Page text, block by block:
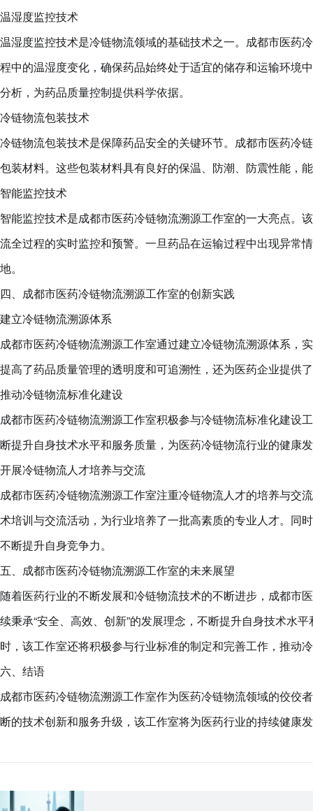
温湿度监控技术
温湿度监控技术是冷链物流领域的基础技术之一。成都市医药
程中的温湿度变化，确保药品始终处于适宜的储存和运输环境
分析，为药品质量控制提供科学依据。
冷链物流包装技术
冷链物流包装技术是保障药品安全的关键环节。成都市医药冷
包装材料。这些包装材料具有良好的保温、防潮、防震性能，
智能监控技术
智能监控技术是成都市医药冷链物流溯源工作室的一大亮点。
流全过程的实时监控和预警。一旦药品在运输过程中出现异常
地。
四、成都市医药冷链物流溯源工作室的创新实践
建立冷链物流溯源体系
成都市医药冷链物流溯源工作室通过建立冷链物流溯源体系，
提高了药品质量管理的透明度和可追溯性，还为医药企业提供
推动冷链物流标准化建设
成都市医药冷链物流溯源工作室积极参与冷链物流标准化建设
断提升自身技术水平和服务质量，为医药冷链物流行业的健康
开展冷链物流人才培养与交流
成都市医药冷链物流溯源工作室注重冷链物流人才的培养与交
术培训与交流活动，为行业培养了一批高素质的专业人才。同
不断提升自身竞争力。
五、成都市医药冷链物流溯源工作室的未来展望
随着医药行业的不断发展和冷链物流技术的不断进步，成都市
续秉承“安全、高效、创新”的发展理念，不断提升自身技术水
时，该工作室还将积极参与行业标准的制定和完善工作，推动
六、结语
成都市医药冷链物流溯源工作室作为医药冷链物流领域的佼佼
断的技术创新和服务升级，该工作室将为医药行业的持续健康